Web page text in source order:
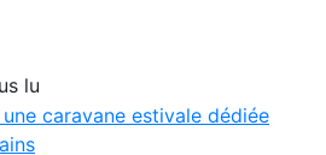
lu
caravane estivale dédiée